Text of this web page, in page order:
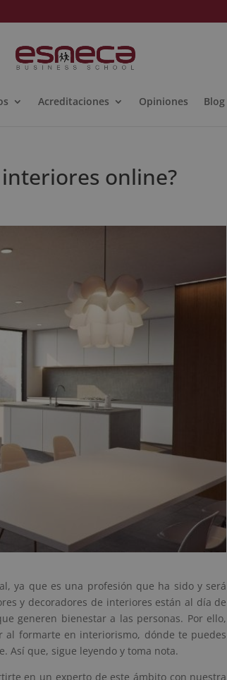
Acreditaciones Opiniones Blog
online?
ya que es una profesión que ha sido y será
y decoradores de interiores están al día de
generen bienestar a las personas. Por ello,
formarte en interiorismo, dónde te puedes
Así que, sigue leyendo y toma nota.
en un experto de este ámbito con nuestra